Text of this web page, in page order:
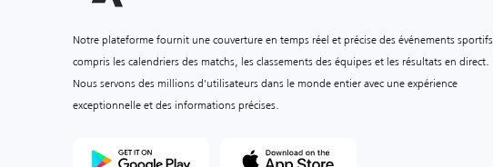
Notre plateforme fournit une couverture en temps réel et précise des événements
compris les calendriers des matchs, les classements des équipes et les résultats en direct.
Nous servons des millions d'utilisateurs dans le monde entier avec une expérience
exceptionnelle et des informations précises.